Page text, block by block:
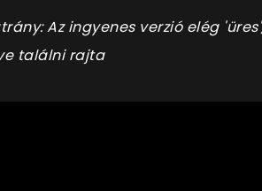
Az ingyenes verzió elég
találni rajta